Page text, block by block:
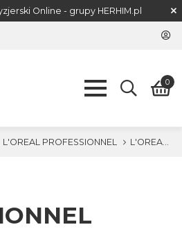
Online - grupy HERHIM.pl
0
L'OREAL PROFESSIONNEL L'OREAL PROFESSIONNEL Zestawy